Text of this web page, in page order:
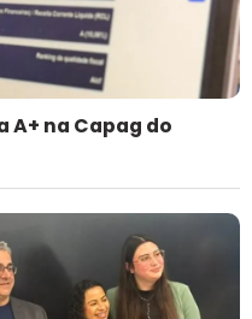
na Capag do